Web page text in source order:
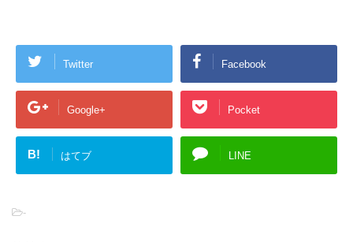
Twitter Facebook
Google+ Pocket
B! はてブ LINE
-